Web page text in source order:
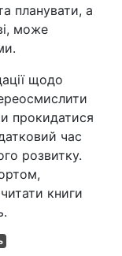
планувати, а
може
щодо
прокидатися
час
розвитку.
книги